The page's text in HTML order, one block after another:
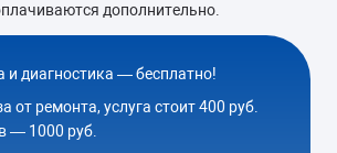
дополнительно.
и диагностика — бесплатно!
от ремонта, услуга стоит 400 руб.
— 1000 руб.